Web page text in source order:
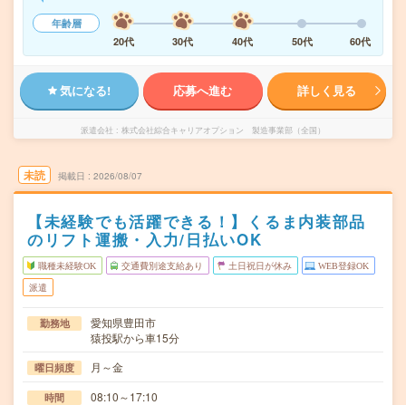
年齢層
20代
30代 40代 50代 60代
気になる! 応募へ進む 詳しく見る
派遣会社 株式会社綜合キャリアオプション 製造事業部（全国）
未読 掲載日 2026/08/07
【未経験でも活躍できる！】くるま内装部品
のリフト運搬・入力/日払いOK
職種未経験OK 交通費別途支給あり 土日祝日が休み WEB登録OK
派遣
勤務地
愛知県豊田市
猿投駅から車15分
曜日頻度 月～金
時間 08:10～17:10